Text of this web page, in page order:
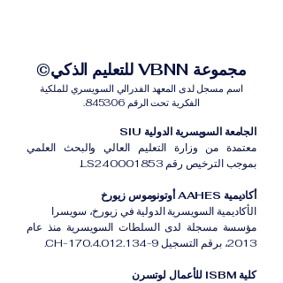
مجموعة VBNN للتعليم الذكي©
اسم مسجل لدى المعهد الفدرالي السويسري للملكية
الفكرية تحت الرقم 845306.
الجامعة السويسرية الدولية SIU
معتمدة من وزارة التعليم العالي والبحث العلمي
بموجب الترخيص رقم LS240001853.
أكاديمية AAHES أوتونوموس زيورخ
الأكاديمية السويسرية الدولية في زيورخ، سويسرا
مؤسسة مسجلة لدى السلطات السويسرية منذ عام
2013، برقم التسجيل CH-170.4.012.134-9.
كلية ISBM للأعمال لوتسرن